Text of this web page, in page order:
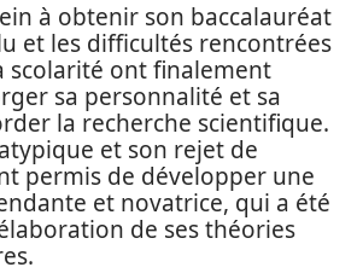
à obtenir son baccalauréat
et les difficultés rencontrées
scolarité ont finalement
sa personnalité et sa
la recherche scientifique.
et son rejet de
permis de développer une
et novatrice, qui a été
de ses théories